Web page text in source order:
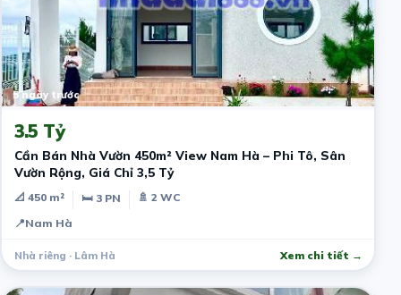
5 ngày trước
3.5 Tỷ
Cần Bán Nhà Vườn 450m² View Nam Hà – Phi Tô, Sân
Vườn Rộng, Giá Chỉ 3,5 Tỷ
📐 450 m² 🛏 3 PN
🚿 2 WC
📍Nam Hà
Nhà riêng · Lâm Hà Xem chi tiết →